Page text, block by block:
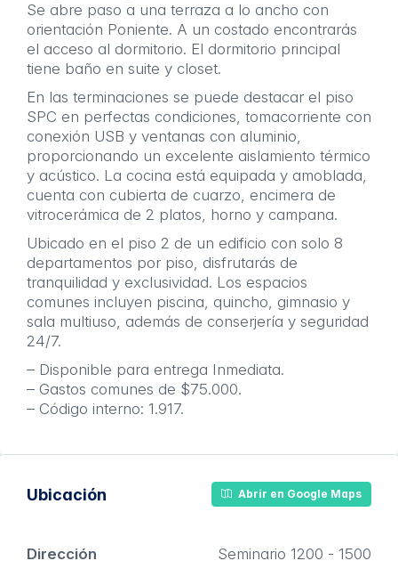
Se abre paso a una terraza a lo ancho con
orientación Poniente. A un costado encontrarás
el acceso al dormitorio. El dormitorio principal
tiene baño en suite y closet.
En las terminaciones se puede destacar el piso
SPC en perfectas condiciones, tomacorriente con
conexión USB y ventanas con aluminio,
proporcionando un excelente aislamiento térmico
y acústico. La cocina está equipada y amoblada,
cuenta con cubierta de cuarzo, encimera de
vitrocerámica de 2 platos, horno y campana.
Ubicado en el piso 2 de un edificio con solo 8
departamentos por piso, disfrutarás de
tranquilidad y exclusividad. Los espacios
comunes incluyen piscina, quincho, gimnasio y
sala multiuso, además de conserjería y seguridad
24/7.
– Disponible para entrega Inmediata.
– Gastos comunes de $75.000.
– Código interno: 1.917.
Ubicación Abrir en Google Maps
Dirección Seminario 1200 - 1500